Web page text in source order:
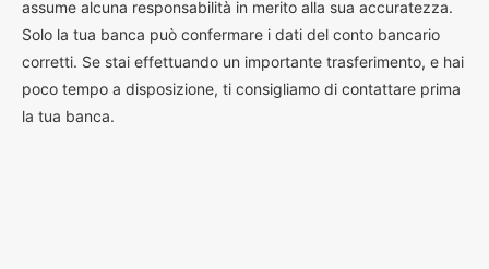
assume alcuna responsabilità in merito alla sua accuratezza.
Solo la tua banca può confermare i dati del conto bancario
corretti. Se stai effettuando un importante trasferimento, e hai
poco tempo a disposizione, ti consigliamo di contattare prima
la tua banca.